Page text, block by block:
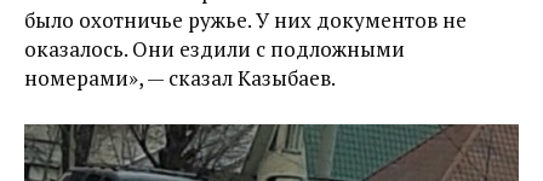
было охотничье ружье. У них документов не
оказалось. Они ездили с подложными
номерами», — сказал Казыбаев.